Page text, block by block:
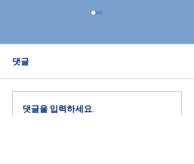
댓글
댓글을 입력하세요.